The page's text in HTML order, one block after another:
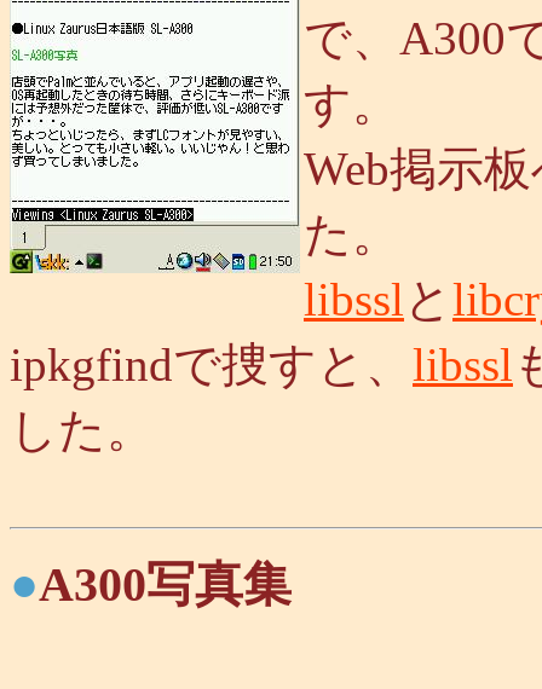
で、A300
す。
Web掲示
た。
libssl と
ipkgfindで捜すと、 libssl
した。
●A300写真集